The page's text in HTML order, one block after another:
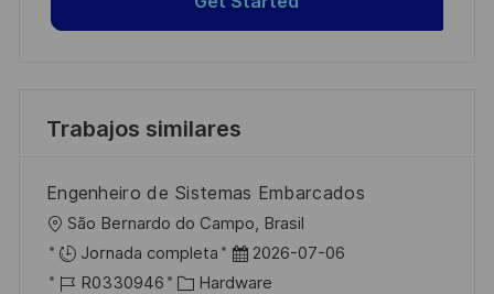
Trabajos similares
Engenheiro de Sistemas Embarcados
U
b
São Bernardo do Campo, Brasil
Jornada completa
F
e
2026-07-06
I
R0330946
C Hardware